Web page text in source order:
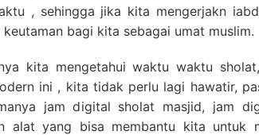
, sehingga jika kita mengerjakn
bagi kita sebagai umat muslim.
kita mengetahui waktu waktu
ini , kita tidak perlu lagi hawatir,
jam digital sholat masjid, jam
alat yang bisa membantu kita untuk